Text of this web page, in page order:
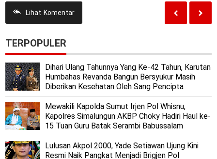
Lihat Komentar
TERPOPULER
Dihari Ulang Tahunnya Yang Ke-42 Tahun, Karutan
Humbahas Revanda Bangun Bersyukur Masih
Diberikan Kesehatan Oleh Sang Pencipta
Mewakili Kapolda Sumut Irjen Pol Whisnu,
Kapolres Simalungun AKBP Choky Hadiri Haul ke-
15 Tuan Guru Batak Serambi Babussalam
Lulusan Akpol 2000, Yade Setiawan Ujung Kini
Resmi Naik Pangkat Menjadi Brigjen Pol